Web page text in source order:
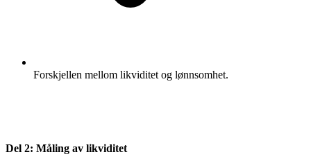
Forskjellen mellom likviditet og lønnsomhet.
Del 2: Måling av likviditet